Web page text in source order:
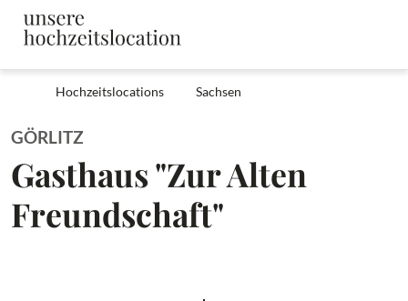
Hochzeitslocations Sachsen
GÖRLITZ
Gasthaus "Zur Alten
Freundschaft"